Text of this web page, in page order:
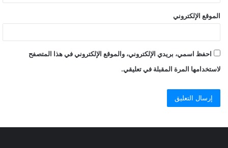
الموقع الإلكتروني
احفظ اسمي، بريدي الإلكتروني، والموقع الإلكتروني في هذا المتصفح
لاستخدامها المرة المقبلة في تعليقي.